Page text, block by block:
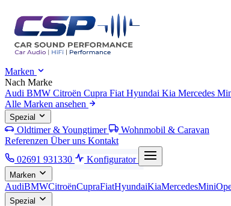
Marken
Nach Marke
Audi BMW Citroën Cupra Fiat Hyundai Kia Mercedes
Alle Marken ansehen
Spezial
Oldtimer & Youngtimer
Wohnmobil & Caravan
Referenzen Über uns Kontakt
02691 931330
Konfigurator
Marken
AudiBMWCitroënCupraFiatHyundaiKiaMercedesMini
Spezial